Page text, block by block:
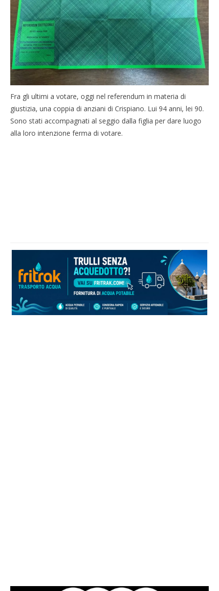
Fra gli ultimi a votare, oggi nel referendum in materia di
giustizia, una coppia di anziani di Crispiano. Lui 94 anni, lei 90.
Sono stati accompagnati al seggio dalla figlia per dare luogo
alla loro intenzione ferma di votare.